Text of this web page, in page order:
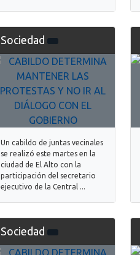
Sociedad
Un cabildo de juntas vecinales
se realizó este martes en la
ciudad de El Alto con la
participación del secretario
ejecutivo de la Central ...
Sociedad